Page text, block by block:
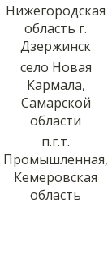
Нижегородская
область г.
Дзержинск
село Новая
Кармала,
Самарской
области
п.г.т.
Промышленная,
Кемеровская
область